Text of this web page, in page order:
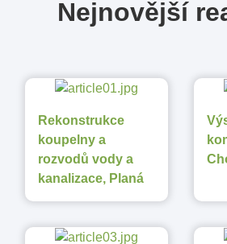
Nejnovější
Rekonstrukce
koupelny a
rozvodů vody a
kanalizace, Planá